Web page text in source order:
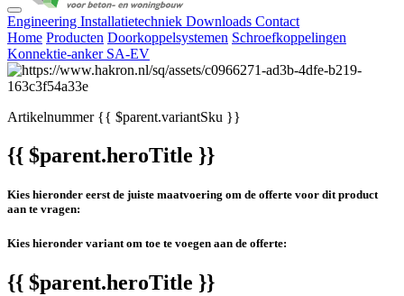
Engineering Installatietechniek Downloads Contact
Home Producten Doorkoppelsystemen Schroefkoppelingen
Konnektie-anker SA-EV
Artikelnummer{{ $parent.variantSku }}
{{ $parent.heroTitle }}
Kies hieronder eerst de juiste maatvoering om de offerte voor dit product
aan te vragen:
Kies hieronder variant om toe te voegen aan de offerte:
{{ $parent.heroTitle }}